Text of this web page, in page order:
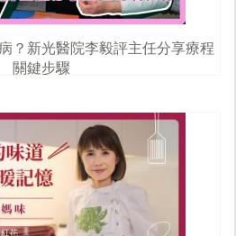
？新光醫院李毅評主任分享療程
關鍵步驟